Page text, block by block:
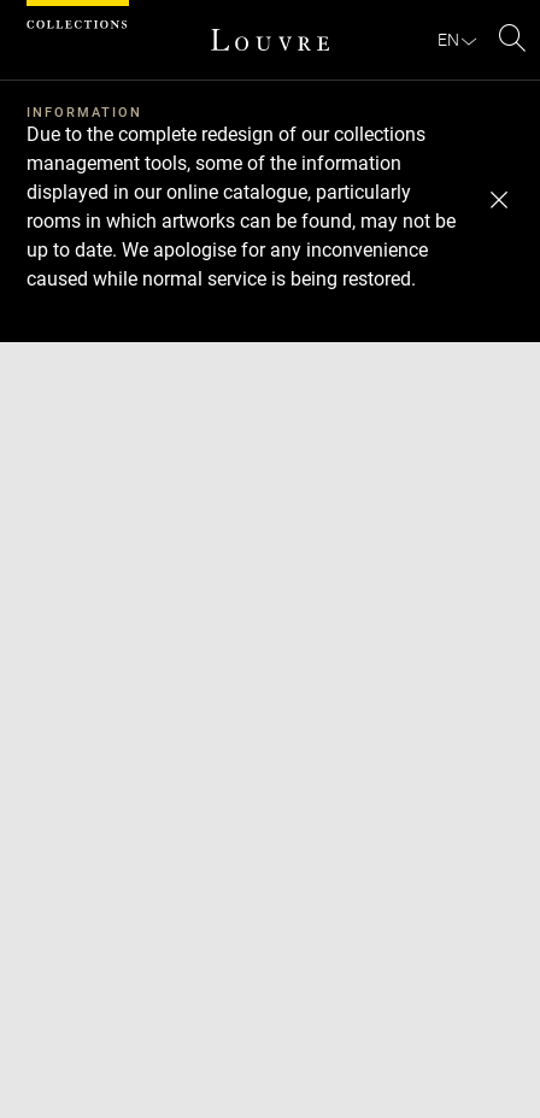
EN
INFORMATION
Due to the complete redesign of our collections
management tools, some of the information
displayed in our online catalogue, particularly
rooms in which artworks can be found, may not be
up to date. We apologise for any inconvenience
caused while normal service is being restored.
Download
Next
Previous
Cookies management panel